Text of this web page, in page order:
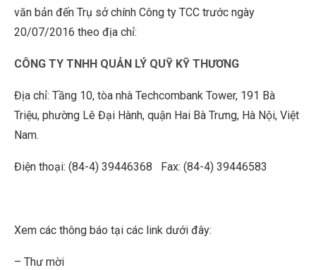
văn bản đến Trụ sở chính Công ty TCC trước ngày
20/07/2016 theo địa chỉ:
CÔNG TY TNHH QUẢN LÝ QUỸ KỸ THƯƠNG
Địa chỉ: Tầng 10, tòa nhà Techcombank Tower, 191 Bà
Triệu, phường Lê Đại Hành, quận Hai Bà Trưng, Hà Nội, Việt
Nam.
Điện thoại: (84-4) 39446368 Fax: (84-4) 39446583
Xem các thông báo tại các link dưới đây:
– Thư mời